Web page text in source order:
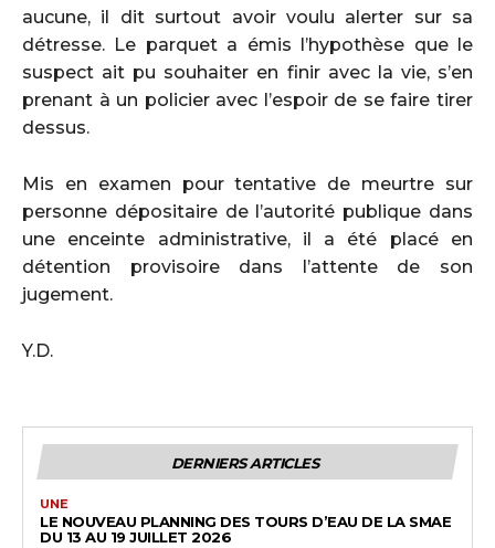
aucune, il dit surtout avoir voulu alerter sur sa
détresse. Le parquet a émis l’hypothèse que le
suspect ait pu souhaiter en finir avec la vie, s’en
prenant à un policier avec l’espoir de se faire tirer
dessus.
Mis en examen pour tentative de meurtre sur
personne dépositaire de l’autorité publique dans
une enceinte administrative, il a été placé en
détention provisoire dans l’attente de son
jugement.
Y.D.
DERNIERS ARTICLES
UNE
LE NOUVEAU PLANNING DES TOURS D’EAU DE LA SMAE
DU 13 AU 19 JUILLET 2026